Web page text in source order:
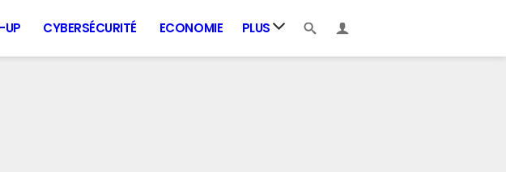
UP CYBERSÉCURITÉ ECONOMIE PLUS